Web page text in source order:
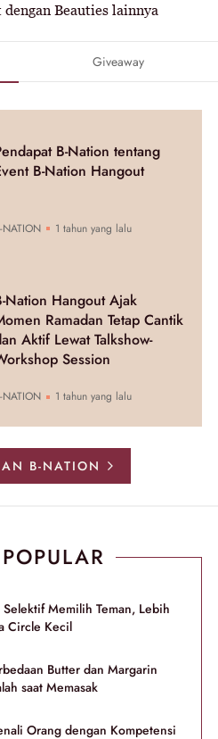
Beauties lainnya
Giveaway
B-Nation tentang
B-Nation Hangout
NATION 1 tahun yang lalu
Nation Hangout Ajak
Ramadan Tetap Cantik
Aktif Lewat Talkshow-
Session
NATION 1 tahun yang lalu
B-NATION
Memilih Teman, Lebih
Circle Kecil
Butter dan Margarin
saat Memasak
Orang dengan Kompetensi